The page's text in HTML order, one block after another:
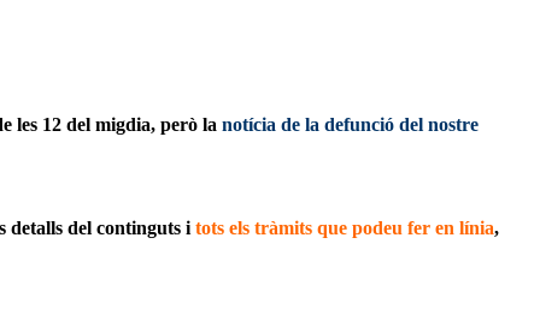
les 12 del migdia, però la notícia de la defunció del nostre
detalls del continguts i tots els tràmits que podeu fer en línia,